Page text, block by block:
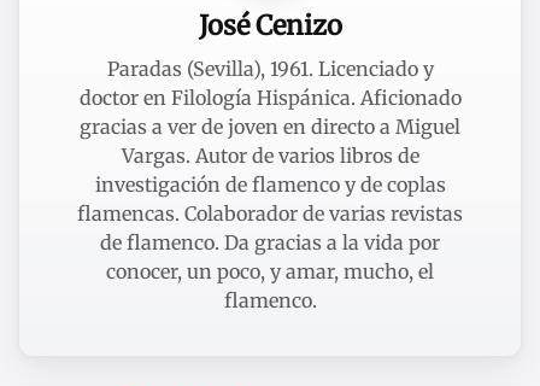
José Cenizo
Paradas (Sevilla), 1961. Licenciado y
doctor en Filología Hispánica. Aficionado
gracias a ver de joven en directo a Miguel
Vargas. Autor de varios libros de
investigación de flamenco y de coplas
flamencas. Colaborador de varias revistas
de flamenco. Da gracias a la vida por
conocer, un poco, y amar, mucho, el
flamenco.